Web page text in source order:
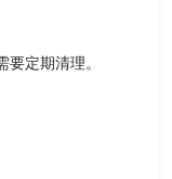
定期清理。